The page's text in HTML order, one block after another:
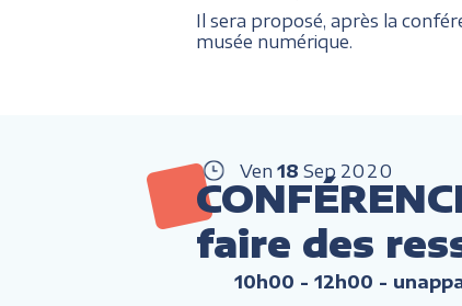
Il sera proposé, après la
musée numérique.
Ven 18 Sep 2020
faire des
10h00 - 12h00 -